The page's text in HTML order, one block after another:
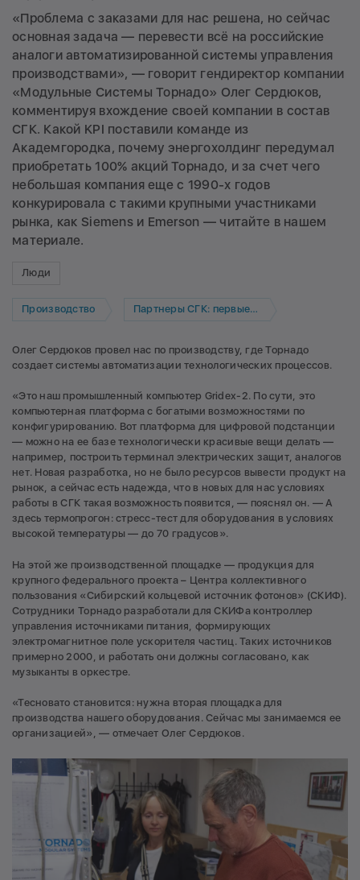
«Проблема с заказами для нас решена, но сейчас
основная задача — перевести всё на российские
аналоги автоматизированной системы управления
производствами», — говорит гендиректор компании
«Модульные Системы Торнадо» Олег Сердюков,
комментируя вхождение своей компании в состав
СГК. Какой KPI поставили команде из
Академгородка, почему энергохолдинг передумал
приобретать 100% акций Торнадо, и за счет чего
небольшая компания еще с 1990-х годов
конкурировала с такими крупными участниками
рынка, как Siemens и Emerson — читайте в нашем
материале.
Люди
Производство Партнеры СГК: первые лица
Олег Сердюков провел нас по производству, где Торнадо
создает системы автоматизации технологических процессов.
«Это наш промышленный компьютер Gridex-2. По сути, это
компьютерная платформа с богатыми возможностями по
конфигурированию. Вот платформа для цифровой подстанции
— можно на ее базе технологически красивые вещи делать —
например, построить терминал электрических защит, аналогов
нет. Новая разработка, но не было ресурсов вывести продукт на
рынок, а сейчас есть надежда, что в новых для нас условиях
работы в СГК такая возможность появится, — пояснял он. — А
здесь термопрогон: стресс-тест для оборудования в условиях
высокой температуры — до 70 градусов».
На этой же производственной площадке — продукция для
крупного федерального проекта – Центра коллективного
пользования «Сибирский кольцевой источник фотонов» (СКИФ).
Сотрудники Торнадо разработали для СКИФа контроллер
управления источниками питания, формирующих
электромагнитное поле ускорителя частиц. Таких источников
примерно 2000, и работать они должны согласовано, как
музыканты в оркестре.
«Тесновато становится: нужна вторая площадка для
производства нашего оборудования. Сейчас мы занимаемся ее
организацией», — отмечает Олег Сердюков.